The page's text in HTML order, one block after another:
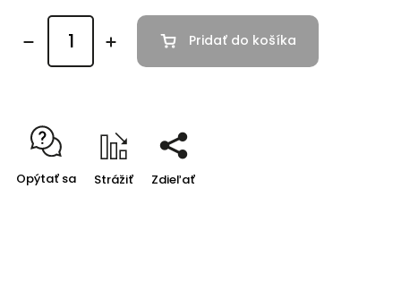
Pridať do košíka
Opýtať sa Strážiť Zdieľať